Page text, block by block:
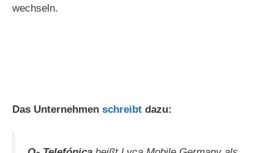
wechseln.
Das Unternehmen schreibt dazu: